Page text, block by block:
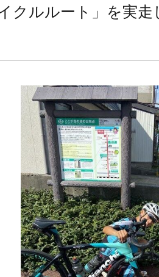
クルルート」を実